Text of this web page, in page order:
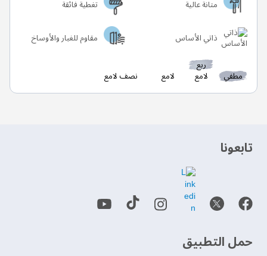
متانة عالية
تغطية فائقة
ذاتي الأساس
مقاوم للغبار والأوساخ
مطفي
ربع
لامع لامع نصف لامع
‫تابعونا‬
حمل التطبيق